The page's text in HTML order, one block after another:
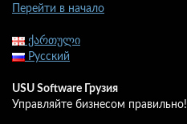
Перейти в начало
ქართული
Русский
USU Software Грузия
Управляйте бизнесом правильно!